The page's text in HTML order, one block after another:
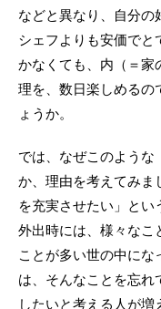
などと異なり、自分の
シェフよりも安価でと
かなくても、内（＝家
理を、数日楽しめるの
ょうか。
では、なぜこのような
か、理由を考えてみま
を充実させたい」とい
外出時には、様々なこ
ことが多い世の中にな
は、そんなことを忘れ
したいと考える人が増